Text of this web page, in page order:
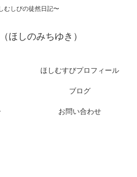
むしびの徒然日記〜
ほしのみちゆき）
ほしむすびプロフィール
ブログ
お問い合わせ